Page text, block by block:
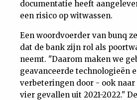
documentatie heeft
een risico op witwassen.
Een woordvoerder van bunq
dat de bank zijn rol als
neemt. "Daarom maken we
geavanceerde technologieën
verbeteringen door - ook
vier gevallen uit 2021-2022."